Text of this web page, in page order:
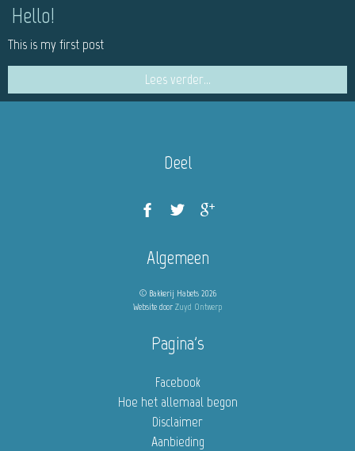
Hello!
This is my first post
Lees verder...
Deel
Algemeen
© Bakkerij Habets 2026
Website door Zuyd Ontwerp
Pagina's
Facebook
Hoe het allemaal begon
Disclaimer
Aanbieding